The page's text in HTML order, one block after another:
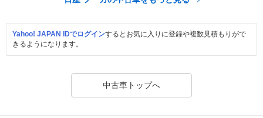
Yahoo! JAPAN IDでログインするとお気に入りに登録や複数見積もりがで
きるようになります。
中古車トップへ